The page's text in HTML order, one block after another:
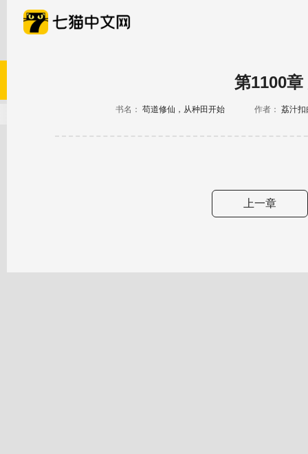
第1100
书名： 苟道修仙，从种田开始 作者： 荔汁扣
上一章